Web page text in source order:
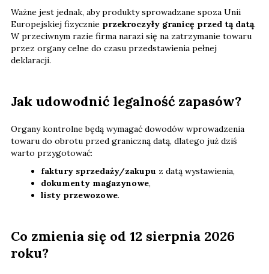
Ważne jest jednak, aby produkty sprowadzane spoza Unii
Europejskiej fizycznie przekroczyły granicę przed tą datą.
W przeciwnym razie firma narazi się na zatrzymanie towaru
przez organy celne do czasu przedstawienia pełnej
deklaracji.
Jak udowodnić legalność zapasów?
Organy kontrolne będą wymagać dowodów wprowadzenia
towaru do obrotu przed graniczną datą, dlatego już dziś
warto przygotować:
faktury sprzedaży/zakupu z datą wystawienia,
dokumenty magazynowe,
listy przewozowe.
Co zmienia się od 12 sierpnia 2026
roku?